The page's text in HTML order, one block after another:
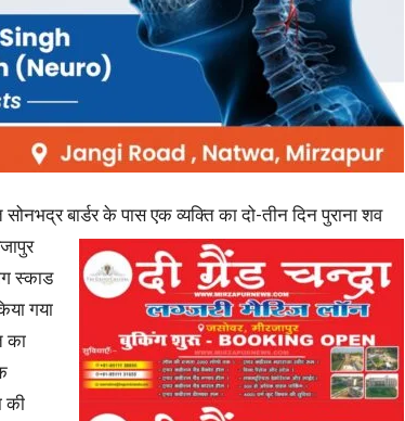
Hindi,
Today
Hindi
बार्डर के पास एक व्यक्ति का दो-तीन दिन पुराना शव
स्काड
गया
का
की